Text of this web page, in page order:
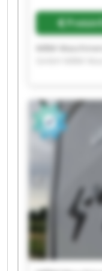
GmbH MBM
GmbH MBM
GmbH MBM
GmbH MBM